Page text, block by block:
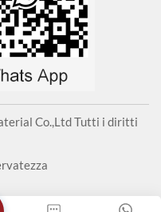
Co.,Ltd Tutti i diritti